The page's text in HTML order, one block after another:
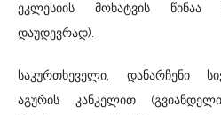
ეკლესიის მოხატვის წინაა
დაუდევრად).
საკურთხეველი, დანარჩენი
აგურის კანკელით